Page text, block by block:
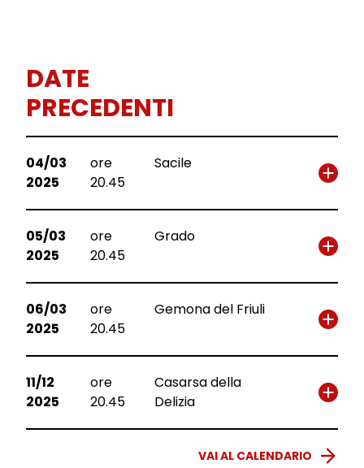
DATE
PRECEDENTI
04/03
2025
ore
20.45
Sacile
05/03
2025
ore
20.45
Grado
06/03
2025
ore
20.45
Gemona del Friuli
11/12
2025
ore
20.45
Casarsa della
Delizia
VAI AL CALENDARIO